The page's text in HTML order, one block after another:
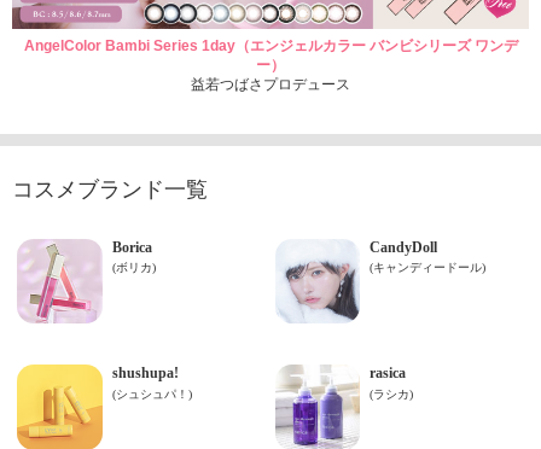
AngelColor Bambi Series 1day（エンジェルカラー バンビシリーズ ワンデ
ー）
益若つばさプロデュース
コスメブランド一覧